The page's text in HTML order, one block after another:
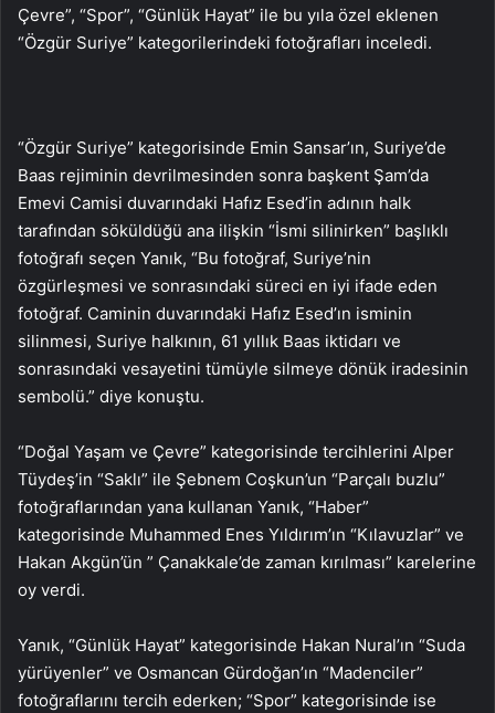
Çevre”, “Spor”, “Günlük Hayat” ile bu yıla özel eklenen
“Özgür Suriye” kategorilerindeki fotoğrafları inceledi.
“Özgür Suriye” kategorisinde Emin Sansar’ın, Suriye’de
Baas rejiminin devrilmesinden sonra başkent Şam’da
Emevi Camisi duvarındaki Hafız Esed’in adının halk
tarafından söküldüğü ana ilişkin “İsmi silinirken” başlıklı
fotoğrafı seçen Yanık, “Bu fotoğraf, Suriye’nin
özgürleşmesi ve sonrasındaki süreci en iyi ifade eden
fotoğraf. Caminin duvarındaki Hafız Esed’ın isminin
silinmesi, Suriye halkının, 61 yıllık Baas iktidarı ve
sonrasındaki vesayetini tümüyle silmeye dönük iradesinin
sembolü.” diye konuştu.
“Doğal Yaşam ve Çevre” kategorisinde tercihlerini Alper
Tüydeş’in “Saklı” ile Şebnem Coşkun’un “Parçalı buzlu”
fotoğraflarından yana kullanan Yanık, “Haber”
kategorisinde Muhammed Enes Yıldırım’ın “Kılavuzlar” ve
Hakan Akgün’ün ” Çanakkale’de zaman kırılması” karelerine
oy verdi.
Yanık, “Günlük Hayat” kategorisinde Hakan Nural’ın “Suda
yürüyenler” ve Osmancan Gürdoğan’ın “Madenciler”
fotoğraflarını tercih ederken; “Spor” kategorisinde ise